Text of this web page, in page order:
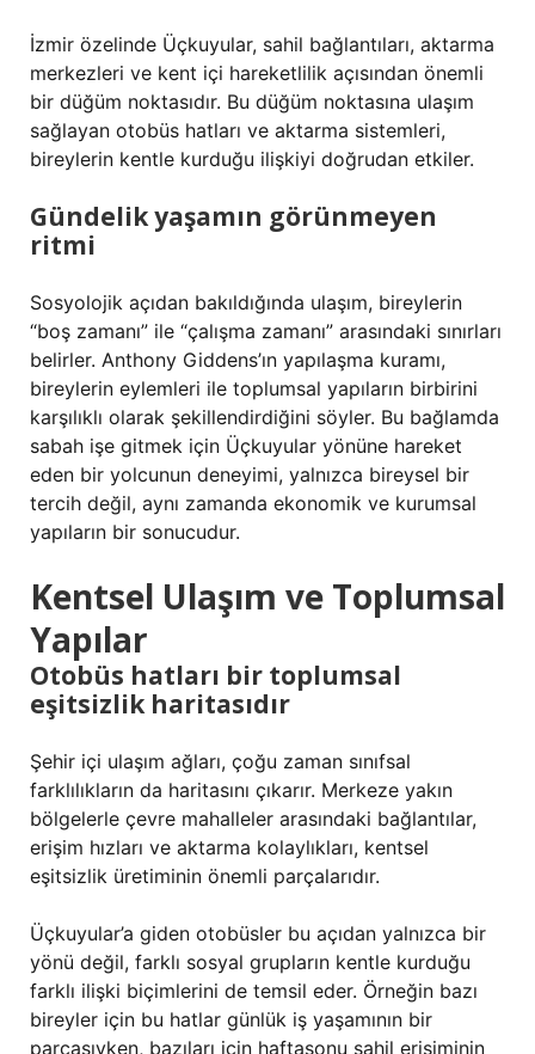
İzmir özelinde Üçkuyular, sahil bağlantıları, aktarma
merkezleri ve kent içi hareketlilik açısından önemli
bir düğüm noktasıdır. Bu düğüm noktasına ulaşım
sağlayan otobüs hatları ve aktarma sistemleri,
bireylerin kentle kurduğu ilişkiyi doğrudan etkiler.
Gündelik yaşamın görünmeyen
ritmi
Sosyolojik açıdan bakıldığında ulaşım, bireylerin
“boş zamanı” ile “çalışma zamanı” arasındaki sınırları
belirler. Anthony Giddens’ın yapılaşma kuramı,
bireylerin eylemleri ile toplumsal yapıların birbirini
karşılıklı olarak şekillendirdiğini söyler. Bu bağlamda
sabah işe gitmek için Üçkuyular yönüne hareket
eden bir yolcunun deneyimi, yalnızca bireysel bir
tercih değil, aynı zamanda ekonomik ve kurumsal
yapıların bir sonucudur.
Kentsel Ulaşım ve Toplumsal
Yapılar
Otobüs hatları bir toplumsal
eşitsizlik haritasıdır
Şehir içi ulaşım ağları, çoğu zaman sınıfsal
farklılıkların da haritasını çıkarır. Merkeze yakın
bölgelerle çevre mahalleler arasındaki bağlantılar,
erişim hızları ve aktarma kolaylıkları, kentsel
eşitsizlik üretiminin önemli parçalarıdır.
Üçkuyular’a giden otobüsler bu açıdan yalnızca bir
yönü değil, farklı sosyal grupların kentle kurduğu
farklı ilişki biçimlerini de temsil eder. Örneğin bazı
bireyler için bu hatlar günlük iş yaşamının bir
parçasıyken, bazıları için haftasonu sahil erişiminin